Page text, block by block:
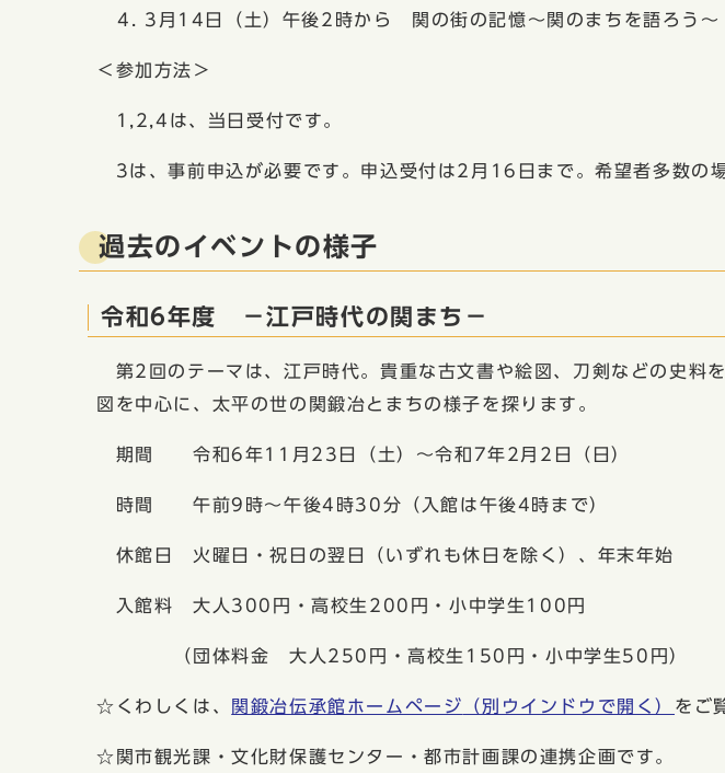
3月14日（土）午後2時から 関の街の記憶〜関のまちを語ろう〜
＜参加方法＞
1,2,4は、当日受付です。
3は、事前申込が必要です。申込受付は2月16日まで。希望者多数の場
過去のイベントの様子
令和6年度 −江戸時代の関まち−
第2回のテーマは、江戸時代。貴重な古文書や絵図、刀剣などの史料
図を中心に、太平の世の関鍛冶とまちの様子を探ります。
期間 令和6年11月23日（土）〜令和7年2月2日（日）
時間 午前9時〜午後4時30分（入館は午後4時まで）
休館日 火曜日・祝日の翌日（いずれも休日を除く）、年末年始
入館料 大人300円・高校生200円・小中学生100円
（団体料金 大人250円・高校生150円・小中学生50円）
☆くわしくは、 関鍛冶伝承館ホームページ （別ウインドウで開く） をご
☆関市観光課・文化財保護センター・都市計画課の連携企画です。